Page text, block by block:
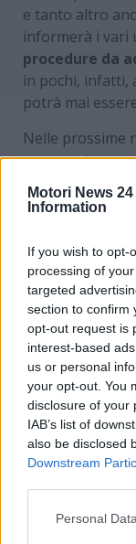
Motori News 24
Information
If you wish to opt-
processing of
targeted
section to confirm
opt-out request is
interest-based
us or personal
your opt-out. You
disclosure of your
IAB’s list of
also be disclosed
Downstream
Personal
e tanto altro
informerà i vari
procedure da
in pochi, infatti,
potrà mai
Nelle prossime
necessarie per
ricevere una
Ecco tutto
Rischi
oltre
questa
Una delle
piace alle
allapresenza
estetico e di
oscurati sulle
visibilità
oggetti di
sicurezza, ma